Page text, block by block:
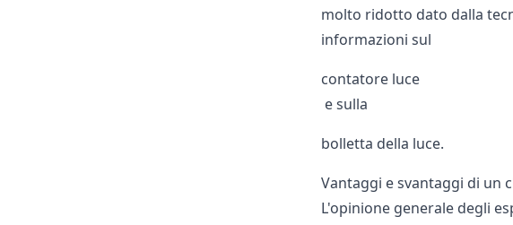
molto ridotto dato dalla
informazioni sul
contatore luce
e sulla
bolletta della luce.
Vantaggi e svantaggi di un
L'opinione generale degli